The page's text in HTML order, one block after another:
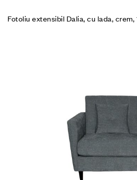
Fotoliu extensibil Dalia, cu lada, crem,